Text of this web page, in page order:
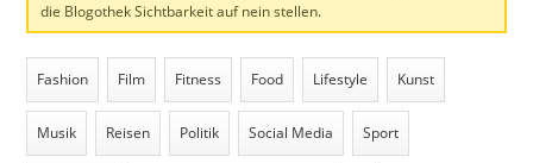
die Blogothek Sichtbarkeit auf nein stellen.
Fashion Film Fitness Food Lifestyle Kunst
Musik Reisen Politik Social Media Sport